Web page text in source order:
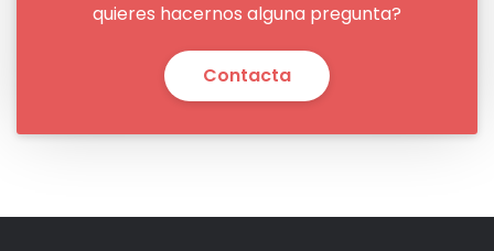
quieres hacernos alguna pregunta?
Contacta